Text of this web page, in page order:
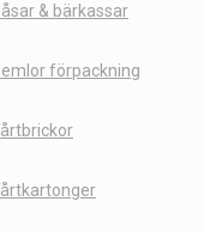
& bärkassar
förpackning